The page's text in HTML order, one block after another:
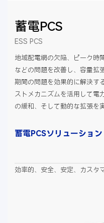
蓄電PCS
ESS PCS
地域配電網の欠陥、ピーク時
などの問題を改善し、容量拡
期間の問題を効果的に解決す
ストメカニズムを活用して電
の緩和、そして動的な拡張を
蓄電PCSソリューション
効率的、安全、安定、カスタ